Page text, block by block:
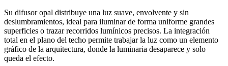
Su difusor opal distribuye una luz suave, envolvente y sin
deslumbramientos, ideal para iluminar de forma uniforme grandes
superficies o trazar recorridos lumínicos precisos. La integración
total en el plano del techo permite trabajar la luz como un elemento
gráfico de la arquitectura, donde la luminaria desaparece y solo
queda el efecto.